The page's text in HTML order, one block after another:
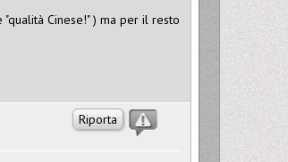
Cinese!" ) ma per il resto
Riporta